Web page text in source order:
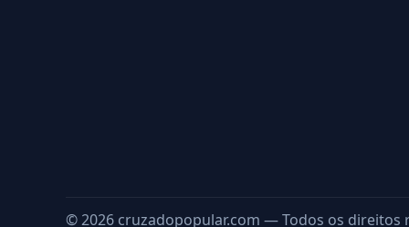
© 2026 cruzadopopular.com — Todos os direitos